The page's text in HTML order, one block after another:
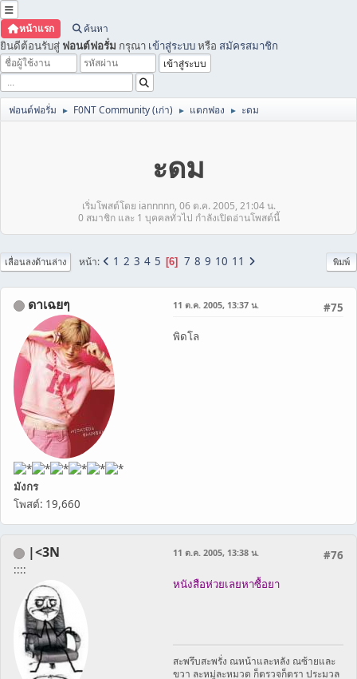
หน้าแรก ค้นหา
ยินดีต้อนรับสู่ ฟอนต์ฟอรั่ม กรุณา เข้าสู่ระบบหรือ สมัครสมาชิก
ฟอนต์ฟอรั่ม ► F0NT Community (เก่า) ► แตกฟอง ► ะดม
ะดม
เริ่มโพสต์โดย iannnnn, 06 ต.ค. 2005, 21:04 น.
0 สมาชิก และ 1 บุคคลทั่วไป กำลังเปิดอ่านโพสต์นี้
พิมพ์
เลื่อนลงด้านล่าง หน้า 1 2 3 4 5 6 7 8 9 10 11
ดาเฉยๆ
มังกร
โพสต์: 19,660
#75
11 ต.ค. 2005, 13:37 น.
พิดโล
|<3N
::::
#76
11 ต.ค. 2005, 13:38 น.
หนังสือห่วยเลยหาซื้อยา
สะพรึบสะพรั่ง ณหน้าและหลัง ณซ้ายและ
ขวา ละหมู่ละหมวด ก็ตรวจก็ตรา ประมวล